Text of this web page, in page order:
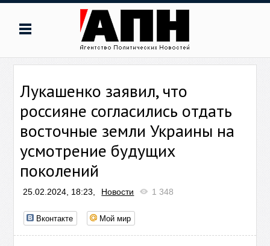
Лукашенко заявил, что
россияне согласились отдать
восточные земли Украины на
усмотрение будущих
поколений
25.02.2024, 18:23, Новости 1 348
Вконтакте Мой мир